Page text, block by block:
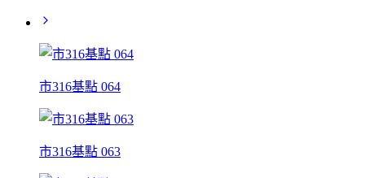
市316基點 064
市316基點 063